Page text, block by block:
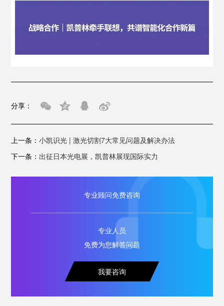
分享：
上一条：小凯识光 | 激光切割7大常见问题及解决办法
下一条： 出征日本光电展，凯普林展现国际实力
专业顾问免费咨询
专业人员
免费为您解答问题
我要咨询